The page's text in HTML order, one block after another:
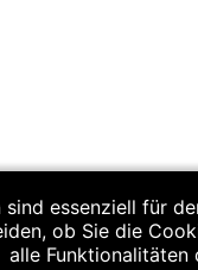
essenziell für
ob Sie die
alle Funktionalitäten